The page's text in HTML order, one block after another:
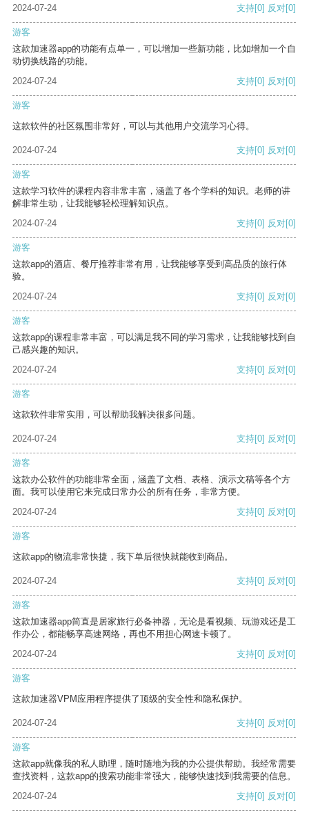
2024-07-24
支持[0] 反对[0]
游客
这款加速器app的功能有点单一，可以增加一些新功能，比如增加一个自
动切换线路的功能。
2024-07-24
支持[0] 反对[0]
游客
这款软件的社区氛围非常好，可以与其他用户交流学习心得。
2024-07-24 支持[0] 反对[0]
游客
这款学习软件的课程内容非常丰富，涵盖了各个学科的知识。老师的讲
解非常生动，让我能够轻松理解知识点。
2024-07-24
支持[0] 反对[0]
游客
这款app的酒店、餐厅推荐非常有用，让我能够享受到高品质的旅行体
验。
2024-07-24
支持[0] 反对[0]
游客
这款app的课程非常丰富，可以满足我不同的学习需求，让我能够找到自
己感兴趣的知识。
2024-07-24
支持[0] 反对[0]
游客
这款软件非常实用，可以帮助我解决很多问题。
2024-07-24 支持[0] 反对[0]
游客
这款办公软件的功能非常全面，涵盖了文档、表格、演示文稿等各个方
面。我可以使用它来完成日常办公的所有任务，非常方便。
2024-07-24
支持[0] 反对[0]
游客
这款app的物流非常快捷，我下单后很快就能收到商品。
2024-07-24 支持[0] 反对[0]
游客
这款加速器app简直是居家旅行必备神器，无论是看视频、玩游戏还是工
作办公，都能畅享高速网络，再也不用担心网速卡顿了。
2024-07-24
支持[0] 反对[0]
游客
这款加速器VPM应用程序提供了顶级的安全性和隐私保护。
2024-07-24 支持[0] 反对[0]
游客
这款app就像我的私人助理，随时随地为我的办公提供帮助。我经常需要
查找资料，这款app的搜索功能非常强大，能够快速找到我需要的信息。
2024-07-24
支持[0] 反对[0]